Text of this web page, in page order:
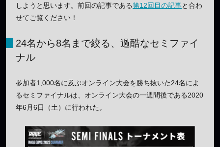
しようと思います。前回の記事である第12回目の記事と合わ
せてご覧ください！
24名から8名まで絞る、過酷なセミファイ
ナル
参加者1,000名に及ぶオンライン大会を勝ち抜いた24名によ
るセミファイナルは、オンライン大会の一週間後である2020
年6月6日（土）に行われた。